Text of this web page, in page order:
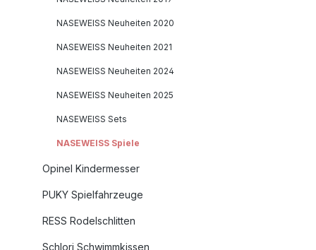
NASEWEISS Neuheiten 2020
NASEWEISS Neuheiten 2021
NASEWEISS Neuheiten 2024
NASEWEISS Neuheiten 2025
NASEWEISS Sets
NASEWEISS Spiele
Opinel Kindermesser
PUKY Spielfahrzeuge
RESS Rodelschlitten
Schlori Schwimmkissen